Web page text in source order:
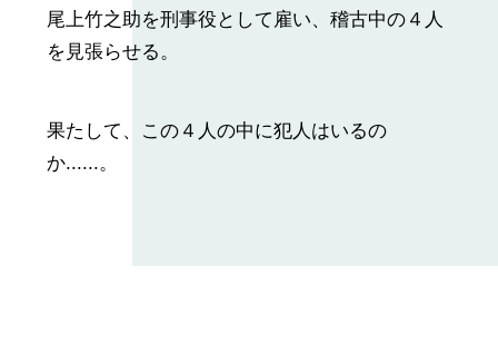
尾上竹之助を刑事役として雇い、稽古中の４人
を見張らせる。
果たして、この４人の中に犯人はいるの
か......。